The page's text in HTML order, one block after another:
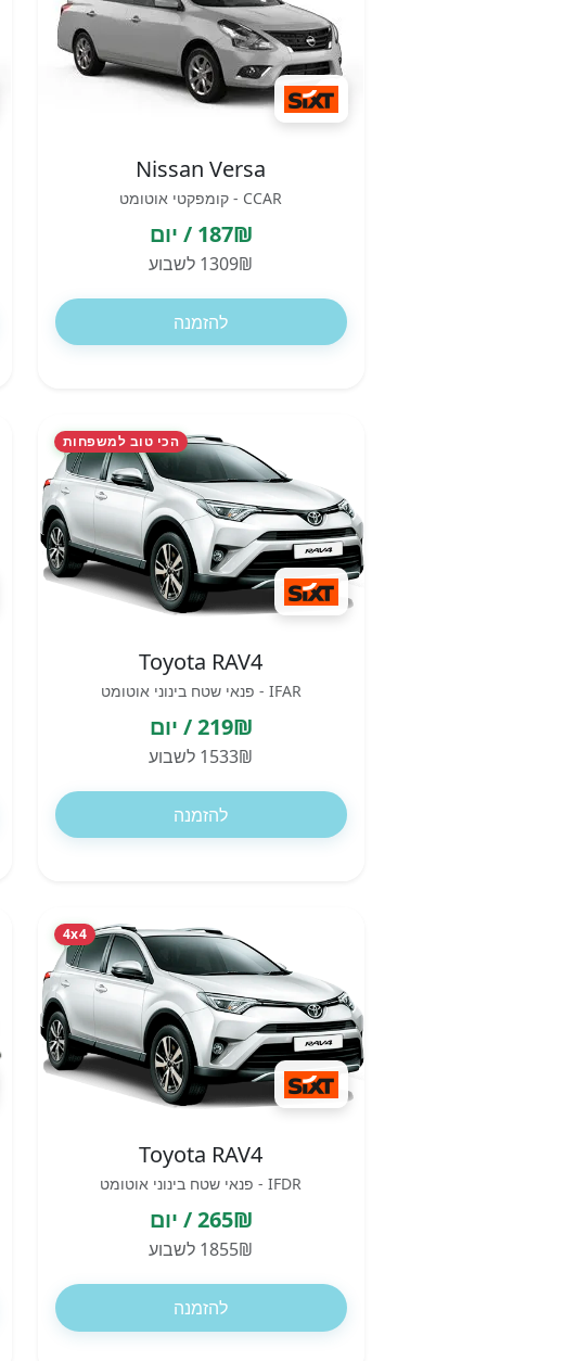
Nissan Versa
CCAR - קומפקטי אוטומט
187₪ / יום
1309₪ לשבוע
להזמנה
הכי טוב למשפחות
Toyota RAV4
IFAR - פנאי שטח בינוני אוטומט
219₪ / יום
1533₪ לשבוע
להזמנה
4x4
Toyota RAV4
IFDR - פנאי שטח בינוני אוטומט
265₪ / יום
1855₪ לשבוע
להזמנה